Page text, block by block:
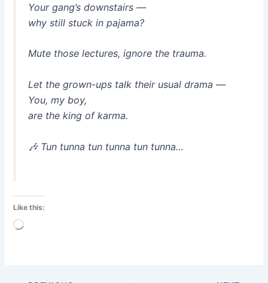
Your gang’s downstairs —
why still stuck in pajama?
Mute those lectures, ignore the trauma.
Let the grown-ups talk their usual drama —
You, my boy,
are the king of karma.
🎶 Tun tunna tun tunna tun tunna…
Like this:
Loading…